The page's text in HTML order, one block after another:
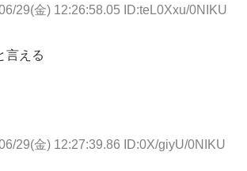
29(金) 12:26:58.05 ID:teL0Xxu/0NIKU
言える
29(金) 12:27:39.86 ID:0X/giyU/0NIKU